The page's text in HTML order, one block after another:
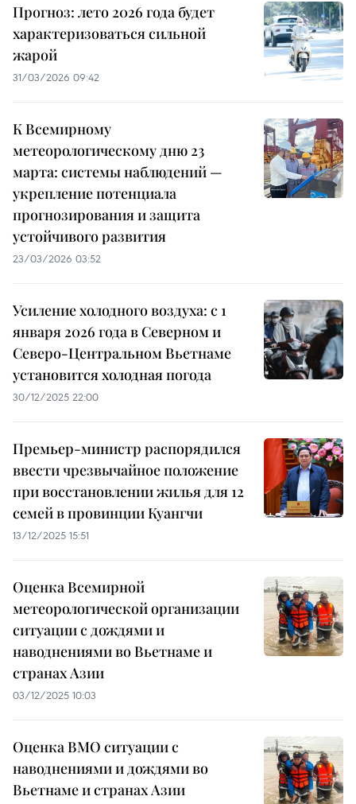
Прогноз: лето 2026 года будет
характеризоваться сильной
жарой
31/03/2026 09:42
К Всемирному
метеорологическому дню 23
марта: системы наблюдений —
укрепление потенциала
прогнозирования и защита
устойчивого развития
23/03/2026 03:52
Усиление холодного воздуха: с 1
января 2026 года в Северном и
Северо-Центральном Вьетнаме
установится холодная погода
30/12/2025 22:00
Премьер-министр распорядился
ввести чрезвычайное положение
при восстановлении жилья для 12
семей в провинции Куангчи
13/12/2025 15:51
Оценка Всемирной
метеорологической организации
ситуации с дождями и
наводнениями во Вьетнаме и
странах Азии
03/12/2025 10:03
Оценка ВМО ситуации с
наводнениями и дождями во
Вьетнаме и странах Азии